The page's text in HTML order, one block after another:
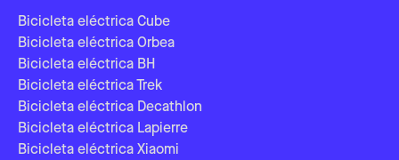
Bicicleta eléctrica Cube
Bicicleta eléctrica Orbea
Bicicleta eléctrica BH
Bicicleta eléctrica Trek
Bicicleta eléctrica Decathlon
Bicicleta eléctrica Lapierre
Bicicleta eléctrica Xiaomi